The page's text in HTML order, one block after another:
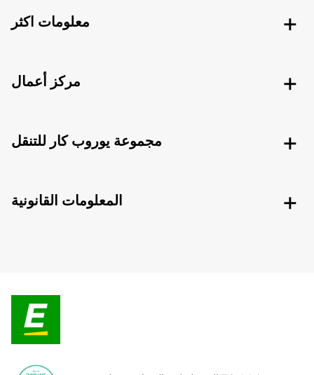
معلومات اكثر
مركز أعمال
مجموعة يوروب كار للتنقل
المعلومات القانونية